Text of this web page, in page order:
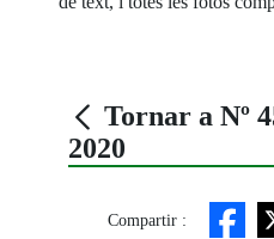
Tornar a Nº
2020
Compartir :